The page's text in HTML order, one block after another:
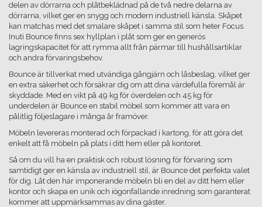
delen av dörrarna och plåtbeklädnad på de två nedre delarna av
dörrarna, vilket ger en snygg och modern industriell känsla. Skåpet
kan matchas med det smalare skåpet i samma stil som heter Focus.
Inuti Bounce finns sex hyllplan i plåt som ger en generös
lagringskapacitet för att rymma allt från pärmar till hushållsartiklar
och andra förvaringsbehov.
Bounce är tillverkat med utvändiga gångjärn och låsbeslag, vilket ger
en extra säkerhet och försäkrar dig om att dina värdefulla föremål är
skyddade. Med en vikt på 49 kg för överdelen och 45 kg för
underdelen är Bounce en stabil möbel som kommer att vara en
pålitlig följeslagare i många år framöver.
Möbeln levereras monterad och förpackad i kartong, för att göra det
enkelt att få möbeln på plats i ditt hem eller på kontoret.
Så om du vill ha en praktisk och robust lösning för förvaring som
samtidigt ger en känsla av industriell stil, är Bounce det perfekta valet
för dig. Låt den här imponerande möbeln bli en del av ditt hem eller
kontor och skapa en unik och iögonfallande inredning som garanterat
kommer att uppmärksammas av dina gäster.